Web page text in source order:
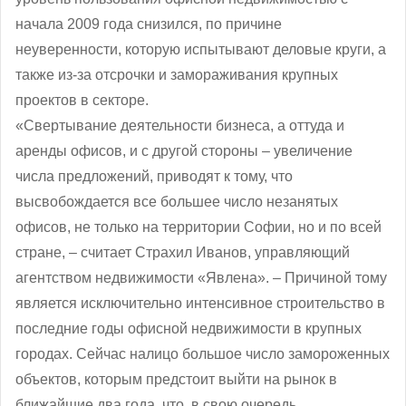
начала 2009 года снизился, по причине
неуверенности, которую испытывают деловые круги, а
также из-за отсрочки и замораживания крупных
проектов в секторе.
«Свертывание деятельности бизнеса, а оттуда и
аренды офисов, и с другой стороны – увеличение
числа предложений, приводят к тому, что
высвобождается все большее число незанятых
офисов, не только на территории Софии, но и по всей
стране, ‒ считает Страхил Иванов, управляющий
агентством недвижимости «Явлена». ‒ Причиной тому
является исключительно интенсивное строительство в
последние годы офисной недвижимости в крупных
городах. Сейчас налицо большое число замороженных
объектов, которым предстоит выйти на рынок в